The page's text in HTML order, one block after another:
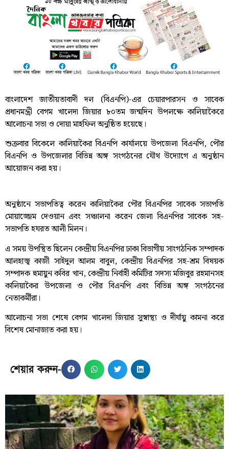
বাংলাদেশ জাতীয়তাবাদী দল (বিএনপি)-এর চেয়ারপারসন ও সাবেক
প্রধানমন্ত্রী বেগম খালেদা জিয়ার ৮০তম জন্মদিন উপলক্ষে কালিয়াকৈরে
আলোচনা সভা ও দোয়া মাহফিল অনুষ্ঠিত হয়েছে।
শুক্রবার বিকেলে কালিয়াকৈর বিএনপি কার্যালয়ে উপজেলা বিএনপি, পৌর
বিএনপি ও উপজেলার বিভিন্ন অঙ্গ সংগঠনের যৌথ উদ্যোগে এ অনুষ্ঠান
আয়োজন করা হয়।
অনুষ্ঠানে সভাপতিত্ব করেন কালিয়াকৈর পৌর বিএনপির সাবেক সভাপতি
মোয়াজ্জেম দেওয়ান এবং সঞ্চালনা করেন জেলা বিএনপির সাবেক সহ-
সভাপতি হযরত আলী মিলন।
এ সময় উপস্থিত ছিলেন কেন্দ্রীয় বিএনপির ঢাকা বিভাগীয় সাংগঠনিক সম্পাদক
আলহাজ্ব কাজী সাইদুল আলম বাবুল, কেন্দ্রীয় বিএনপির সহ-শ্রম বিষয়ক
সম্পাদক হুমায়ুন কবির খান, কেন্দ্রীয় নির্বাহী কমিটির সদস্য মজিবুর রহমানসহ
কালিয়াকৈর উপজেলা ও পৌর বিএনপি এবং বিভিন্ন অঙ্গ সংগঠনের
নেতাকর্মীরা।
আলোচনা সভা শেষে বেগম খালেদা জিয়ার সুস্বাস্থ্য ও দীর্ঘায়ু কামনা করে
বিশেষ মোনাজাত করা হয়।
শেয়ার করুন-